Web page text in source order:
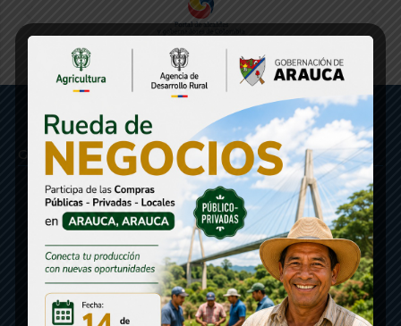
Gobernación de Arauca